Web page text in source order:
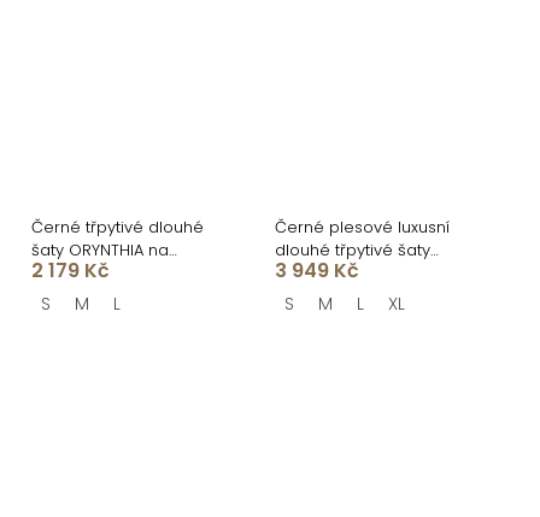
Černé třpytivé dlouhé
šaty ORYNTHIA na
ramínka
2 179 Kč
S M L
Černé plesové luxusní
dlouhé třpytivé šaty
GALDYNE s rozparkem
3 949 Kč
S M L XL